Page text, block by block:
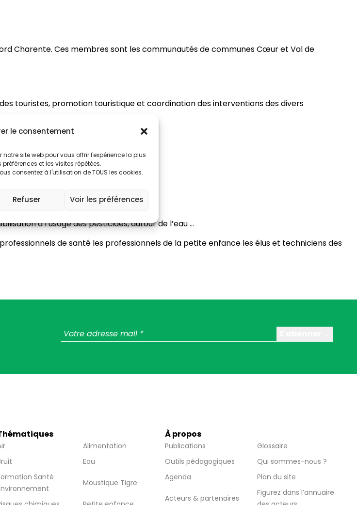
le consentement
site web pour vous offrir l'expérience la plus
et les visites répétées.
consentez à l'utilisation de TOUS les cookies.
Refuser Voir les préférences
Charente. Ces membres sont les communautés de communes Cœur et Val de
touristes, promotion touristique et coordination des interventions des divers
du Pays ruffécois):
– Réalisation des PCAET
à l’usage des pesticides, autour de l’eau …
de santé les professionnels de la petite enfance les élus et techniciens des
Alimentation
Eau
Santé
Moustique Tigre
À propos
Publications
Glossaire
Outils pédagogiques
Qui sommes-nous ?
Agenda
Plan du site
Acteurs & partenaires
Figurez dans l’annuaire